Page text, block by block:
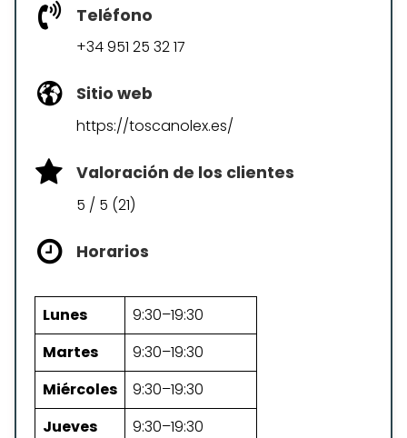
Teléfono
+34 951 25 32 17
Sitio web
https://toscanolex.es/
Valoración de los clientes
5 / 5 (21)
Horarios
Lunes
9:30–19:30
Martes
9:30–19:30
Miércoles
9:30–19:30
Jueves
9:30–19:30